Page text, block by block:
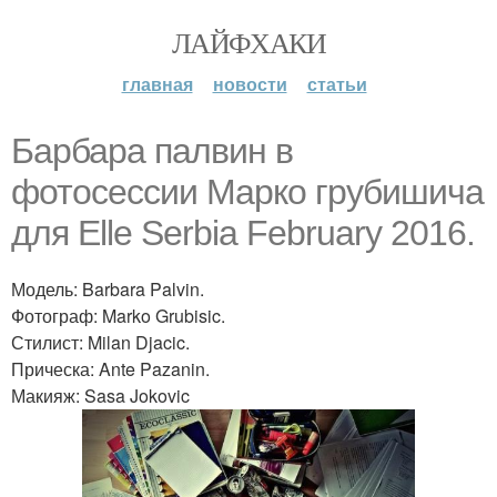
ЛАЙФХАКИ
главная новости статьи
Барбара палвин в
фотосессии Марко грубишича
для Elle Serbia February 2016.
Модель: Barbara Palvin.
Фотограф: Marko Grubisic.
Стилист: Milan Djacic.
Прическа: Ante Pazanin.
Макияж: Sasa Jokovic